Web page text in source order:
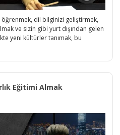
dil bilginizi geliştirmek,
ve sizin gibi yurt dışından gelen
yeni kültürler tanımak, bu
Eğitimi Almak